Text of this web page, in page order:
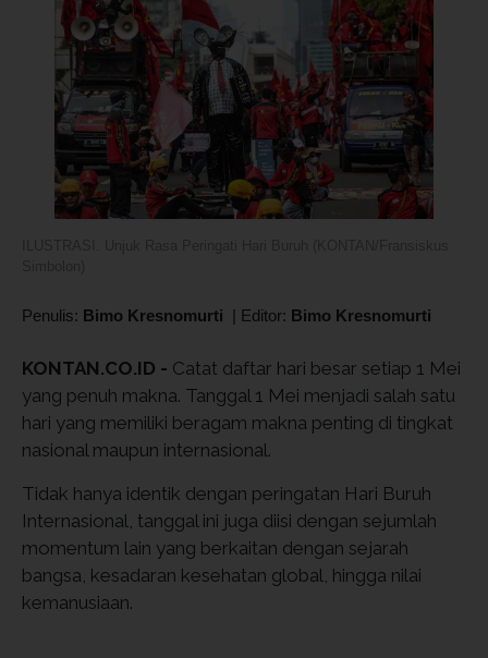
Penulis: Bimo Kresnomurti | Editor: Bimo Kresnomurti
KONTAN.CO.ID - Catat daftar hari besar setiap 1 Mei
yang penuh makna. Tanggal 1 Mei menjadi salah satu
hari yang memiliki beragam makna penting di tingkat
nasional maupun internasional.
Tidak hanya identik dengan peringatan Hari Buruh
Internasional, tanggal ini juga diisi dengan sejumlah
momentum lain yang berkaitan dengan sejarah
bangsa, kesadaran kesehatan global, hingga nilai
kemanusiaan.